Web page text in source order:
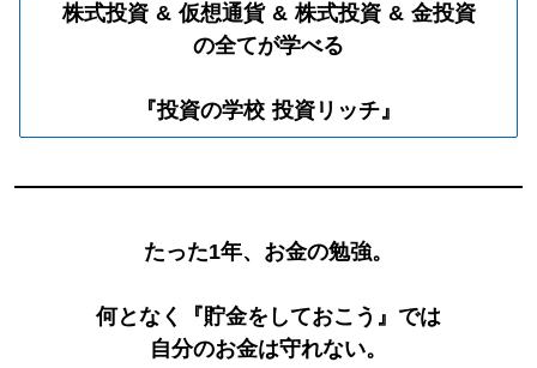
株式投資 & 仮想通貨 & 株式投資 & 金投資
の全てが学べる
『投資の学校 投資リッチ』
たった1年、お金の勉強。
何となく『貯金をしておこう』では
自分のお金は守れない。